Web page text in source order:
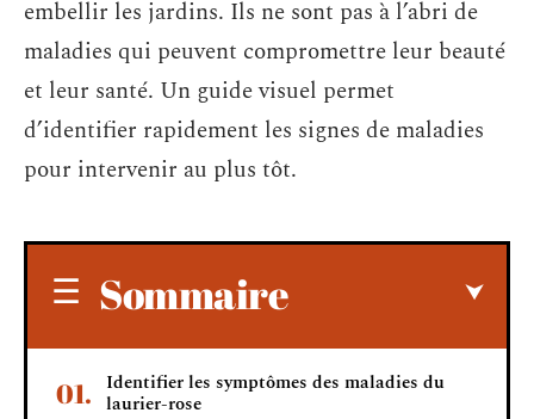
embellir les jardins. Ils ne sont pas à l’abri de
maladies qui peuvent compromettre leur beauté
et leur santé. Un guide visuel permet
d’identifier rapidement les signes de maladies
pour intervenir au plus tôt.
Sommaire
Identifier les symptômes des maladies du
laurier-rose